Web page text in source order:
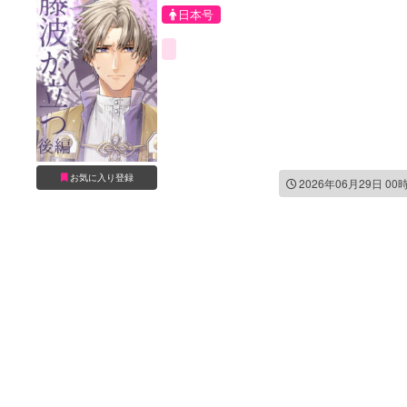
お気に入り登録
日本号
2026年06月29日 00